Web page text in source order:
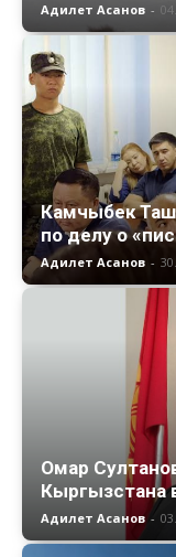
Адилет Асанов -
Камчыбек
по делу о
Адилет Асанов -
Омар
Кыргызстана
Адилет Асанов -